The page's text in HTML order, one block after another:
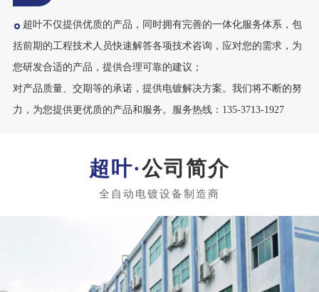
超叶不仅提供优质的产品，同时拥有完善的一体化服务体系，包
括前期的工程技术人员快速解答各项技术咨询，应对您的需求，为
您研发合适的产品，提供合理可靠的建议；
对产品质量、交期等的承诺，提供电镀解决方案。我们将不断的努
力，为您提供更优质的产品和服务。服务热线：135-3713-1927
公司简介